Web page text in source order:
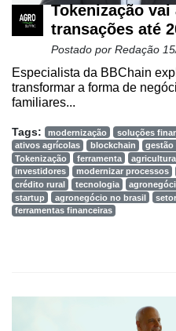
Way
Consulting
ONE
CHB
Tokenização
transações até
Postado por Redação
Especialista da BBChain
transformar a forma de
familiares...
Tags: modernização
soluções
ativos agrícolas
blockchain
gestão
Tokenização
ferramenta
investidores
modernizar processos
crédito rural
tecnologia
startup
agronegócio no brasil
ferramentas financeiras